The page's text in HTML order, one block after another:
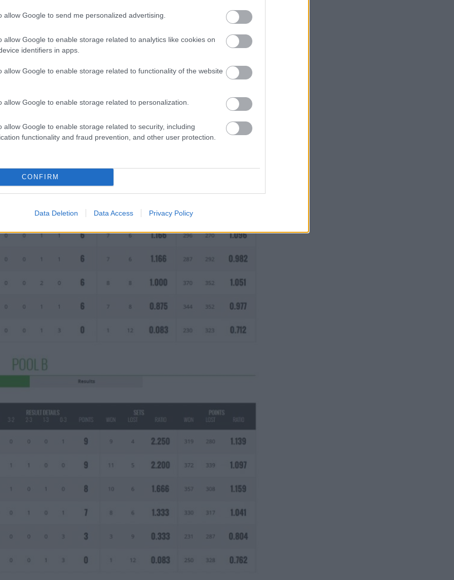
allow Google to send me personalized advertising.
allow Google to enable storage related to analytics like cookies on
identifiers in apps.
allow Google to enable storage related to functionality of the website
allow Google to enable storage related to personalization.
allow Google to enable storage related to security, including
functionality and fraud prevention, and other user protection.
CONFIRM
Data Deletion Data Access Privacy Policy